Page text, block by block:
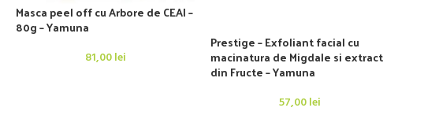
Masca peel off cu Arbore de CEAI –
80g – Yamuna
81,00lei
Prestige – Exfoliant facial cu
macinatura de Migdale si extract
din Fructe – Yamuna
57,00lei